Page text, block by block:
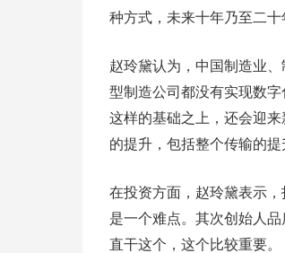
种方式，未来十年乃至二十
赵玲黛认为，中国制造业
型制造公司都没有实现数
这样的基础之上，还会迎
的提升，包括整个传输的
在投资方面，赵玲黛表示
是一个难点。其次创始人
直干这个，这个比较重要。